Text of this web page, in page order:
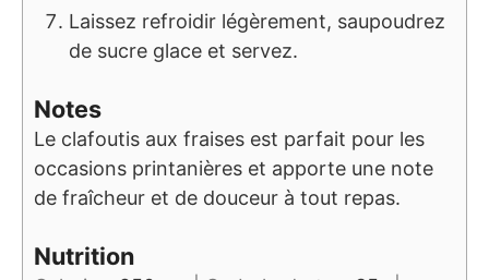
Laissez refroidir légèrement, saupoudrez
de sucre glace et servez.
Notes
Le clafoutis aux fraises est parfait pour les
occasions printanières et apporte une note
de fraîcheur et de douceur à tout repas.
Nutrition